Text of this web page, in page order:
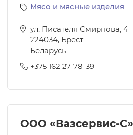
Мясо и мясные изделия
ул. Писателя Смирнова, 4
224034, Брест
Беларусь
+375 162 27-78-39
ООО «Вазсервис-С»